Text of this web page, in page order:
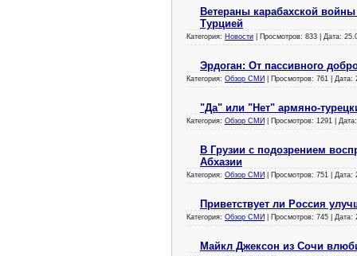
Ветераны карабахской
Турцией
Категория: Новости | Просмотров: 833 | Дата:
Эрдоган: От пассивного
Категория: Обзор СМИ | Просмотров: 761 | Дата:
"Да" или "Нет" армяно-
Категория: Обзор СМИ | Просмотров: 1291 |
В Грузии с подозрением
Абхазии
Категория: Обзор СМИ | Просмотров: 751 | Дата:
Приветствует ли Россия
Категория: Обзор СМИ | Просмотров: 745 | Дата:
Майкл Джексон из Сочи